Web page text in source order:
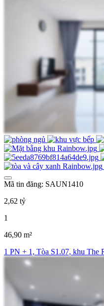
Mã tin đăng: SAUN1410
2,62 tỷ
1
46,90 m²
1 PN + 1, Tòa S1.07, khu The